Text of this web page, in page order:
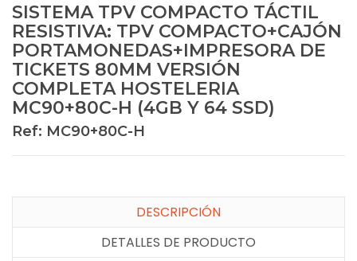
SISTEMA TPV COMPACTO TÁCTIL
RESISTIVA: TPV COMPACTO+CAJÓN
PORTAMONEDAS+IMPRESORA DE
TICKETS 80MM VERSIÓN
COMPLETA HOSTELERIA
MC90+80C-H (4GB Y 64 SSD)
Ref: MC90+80C-H
DESCRIPCIÓN
DETALLES DE PRODUCTO